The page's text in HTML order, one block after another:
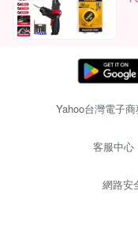
Yahoo台灣電子
客服中心
網路安